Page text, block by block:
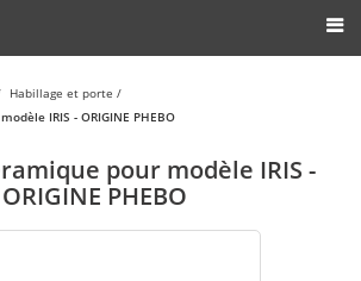
Habillage et porte /
IRIS - ORIGINE PHEBO
pour modèle IRIS -
ORIGINE PHEBO